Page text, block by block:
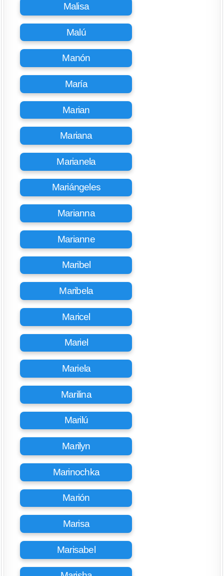
Malisa
Malú
Manón
María
Marian
Mariana
Marianela
Mariángeles
Marianna
Marianne
Maribel
Maribela
Maricel
Mariel
Mariela
Marilina
Marilú
Marilyn
Marinochka
Marión
Marisa
Marisabel